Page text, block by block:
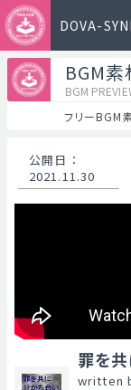
DOVA-
BGM
BGM
フリーBGM
公開日 ：
2021.11.30
罪を
written